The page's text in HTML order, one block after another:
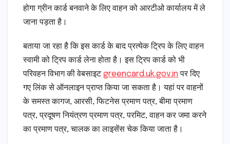
होगा ग्रीन कार्ड बनवाने के लिए वाहन को आरटीओ कार्यालय में ले
जाना पड़ता है।
बताया जा रहा है कि इस कार्ड के बाद प्रत्येक ट्रिप के लिए वाहन
स्वामी को ट्रिप कार्ड लेना होता है। इस ट्रिप कार्ड को भी
परिवहन विभाग की वेबसाइटgreencard.uk.gov.in पर दिए
गए लिंक से ऑनलाइन प्राप्त किया जा सकता है। यहां पर वाहनों
के समस्त कागज, आरसी, फिटनेस प्रमाण पत्र, बीमा प्रमाण
पत्र, प्रदूषण नियंत्रण प्रमाण पत्र, परमिट, वाहन कर जमा करने
का प्रमाण पत्र, चालक का लाइसेंस चेक किया जाता है।